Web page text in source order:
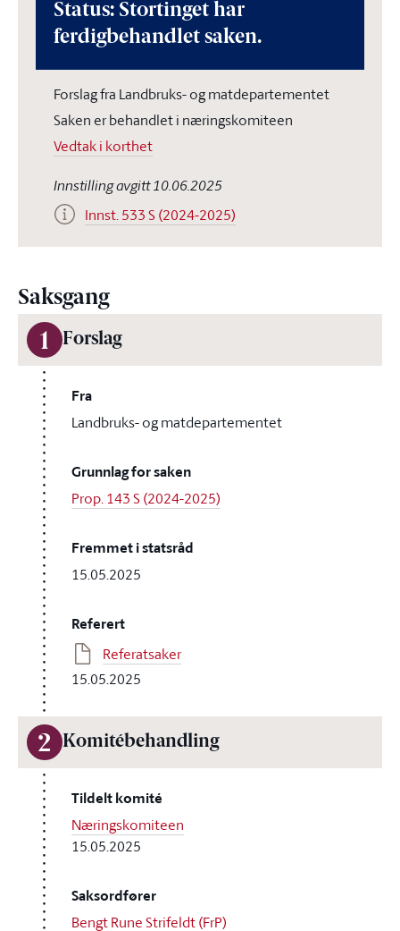
Status: Stortinget har
ferdigbehandlet saken.
Forslag fra Landbruks- og matdepartementet
Saken er behandlet i næringskomiteen
Vedtak i korthet
Innstilling avgitt 10.06.2025
Innst. 533 S (2024-2025)
Saksgang
1 Forslag
Fra
Landbruks- og matdepartementet
Grunnlag for saken
Prop. 143 S (2024-2025)
Fremmet i statsråd
15.05.2025
Referert
Referatsaker
15.05.2025
2 Komitébehandling
Tildelt komité
Næringskomiteen
15.05.2025
Saksordfører
Bengt Rune Strifeldt (FrP)